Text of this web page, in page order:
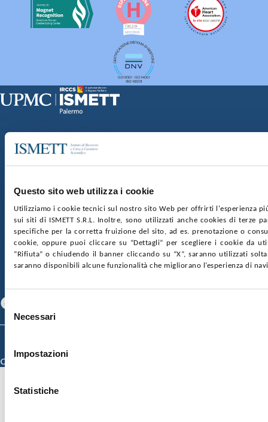
Questo sito web utilizza i cookie
Utilizziamo i cookie tecnici sul nostro sito Web per offrirti l'esperienza
sui siti di ISMETT S.R.L. Inoltre, sono utilizzati anche cookies di terze
specifiche per la corretta fruizione del sito, ad es. prenotazione o
cookie, oppure puoi cliccare su “Dettagli” per scegliere i cookie da
“Rifiuta” o chiudendo il banner cliccando su “X”, saranno utilizzati
saranno disponibili alcune funzionalità che migliorano l’esperienza di
Selezione
delNecessari
Impostazioni
Statistiche
Via Discesa dei Giudici 4 90133 Palermo
nr. REA PA-201818 P.I. 04544550827
SOCIETÀ TRASPARENTE WHISTLEBLOWING
GARE E CONTRATTIPRIVACYCOOKIE POLICY
SOSTIENICIMAPPA DEL SITOACCESSIBILITÀ
CONTATTI
Specializzazione)
Credits